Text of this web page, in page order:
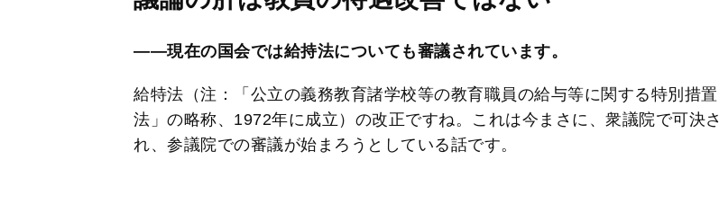
e
――現在の国会では給持法についても審議されています。
給特法（注：「公立の義務教育諸学校等の教育職員の給与等に関する特別措置
法」の略称、1972年に成立）の改正ですね。これは今まさに、衆議院で可決さ
れ、参議院での審議が始まろうとしている話です。